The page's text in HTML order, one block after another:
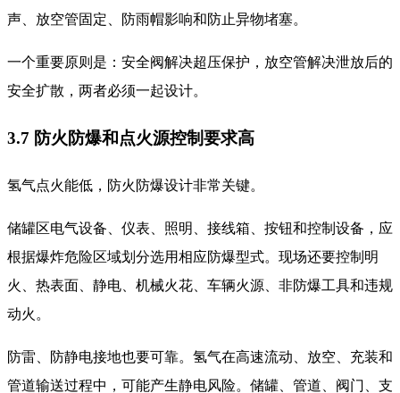
声、放空管固定、防雨帽影响和防止异物堵塞。
一个重要原则是：安全阀解决超压保护，放空管解决泄放后的
安全扩散，两者必须一起设计。
3.7 防火防爆和点火源控制要求高
氢气点火能低，防火防爆设计非常关键。
储罐区电气设备、仪表、照明、接线箱、按钮和控制设备，应
根据爆炸危险区域划分选用相应防爆型式。现场还要控制明
火、热表面、静电、机械火花、车辆火源、非防爆工具和违规
动火。
防雷、防静电接地也要可靠。氢气在高速流动、放空、充装和
管道输送过程中，可能产生静电风险。储罐、管道、阀门、支